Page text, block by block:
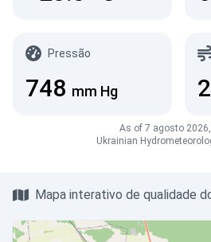
Pressão
748 mm Hg 2
As of 7 agosto
Ukrainian
Mapa interativo de qualidade